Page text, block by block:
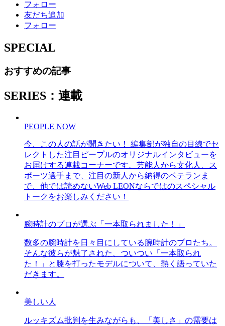
フォロー
友だち追加
フォロー
SPECIAL
おすすめの記事
SERIES：連載
PEOPLE NOW
今、この人の話が聞きたい！ 編集部が独自の目線でセ
レクトした注目ピープルのオリジナルインタビューを
お届けする連載コーナーです。芸能人から文化人、ス
ポーツ選手まで、注目の新人から納得のベテランま
で、他では読めないWeb LEONならではのスペシャル
トークをお楽しみください！
腕時計のプロが選ぶ「一本取られました！」
数多の腕時計を日々目にしている腕時計のプロたち。
そんな彼らが魅了された、ついつい「一本取られ
た！」と膝を打ったモデルについて、熱く語っていた
だきます。
美しい人
ルッキズム批判を生みながらも、「美しさ」の需要は